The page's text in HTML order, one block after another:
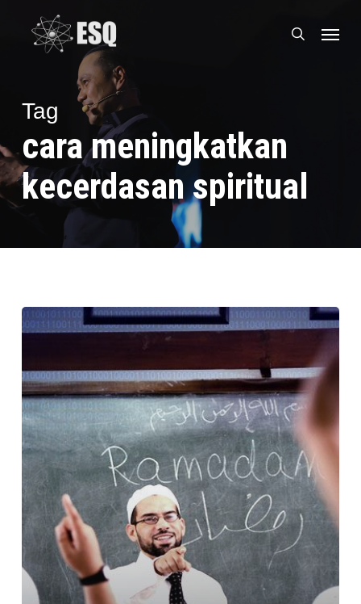
search
Menu
Tag
cara meningkatkan
kecerdasan spiritual
Karakteristik
dan
Melatih
Kecerdasan
Spiritual
pada